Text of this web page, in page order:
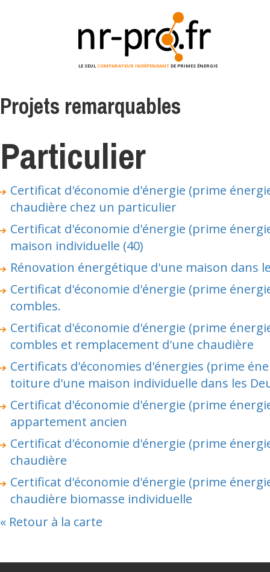
LE SEULCOMPARATEUR INDÉPENDANT DE PRIMES ÉNERGIE
Projets remarquables> Particulier
Projets remarquables
Particulier
Certificat d'économie d'énergie (prime
chaudière chez un particulier
Certificat d'économie d'énergie (prime
maison individuelle (40)
Rénovation énergétique d'une maison dans
Certificat d'économie d'énergie (prime
combles.
Certificat d'économie d'énergie (prime
combles et remplacement d'une chaudière
Certificats d'économies d'énergies (prime
toiture d'une maison individuelle dans les
Certificat d'économie d'énergie (prime
appartement ancien
Certificat d'économie d'énergie (prime
chaudière
Certificat d'économie d'énergie (prime
chaudière biomasse individuelle
« Retour à la carte